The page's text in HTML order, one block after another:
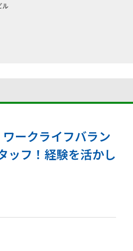
ル
ークライフバラン
ッフ！経験を活かし